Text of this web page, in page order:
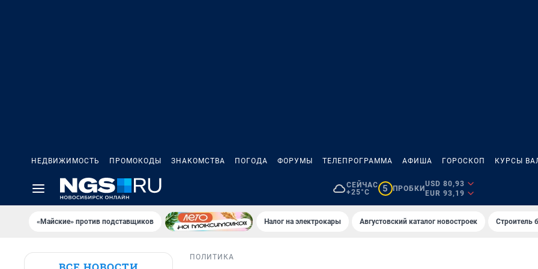
НЕДВИЖИМОСТЬ ПРОМОКОДЫ ЗНАКОМСТВА ПОГОДА ФОРУМЫ ТЕЛЕПРОГРАММА АФИША ГОРОСКОП КУРСЫ
СЕЙЧАС
+25°C
5 ПРОБКИ
USD 80,93
EUR 93,19
«Майские» против подставщиков Налог на электрокары Августовский каталог новостроек Строитель
ПОЛИТИКА